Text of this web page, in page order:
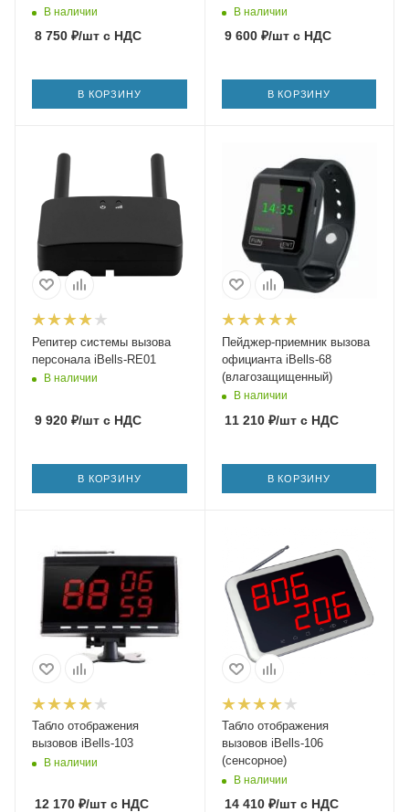
В наличии
8 750 ₽/шт с НДС
В КОРЗИНУ
В наличии
9 600₽/штс НДС
В КОРЗИНУ
Репитер системы вызова
персонала iBells-RE01
В наличии
9 920 ₽/шт с НДС
В КОРЗИНУ
Пейджер-приемник вызова
официанта iBells-68
(влагозащищенный)
В наличии
11 210₽/штс НДС
В КОРЗИНУ
Табло отображения
вызовов iBells-103
В наличии
12 170 ₽/шт с НДС
Табло отображения
вызовов iBells-106
(сенсорное)
В наличии
14 410₽/штс НДС